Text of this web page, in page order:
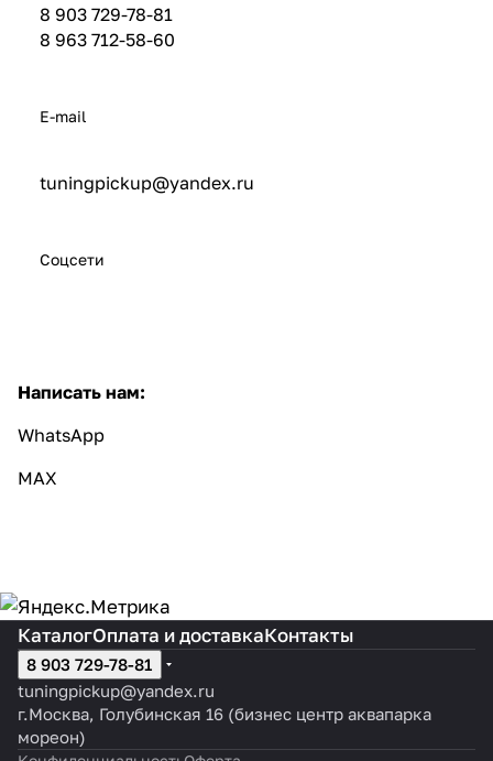
8 903 729-78-81
8 963 712-58-60
E-mail
tuningpickup@yandex.ru
Соцсети
Написать нам:
WhatsApp
MAX
КаталогОплата и доставкаКонтакты
8 903 729-78-81
tuningpickup@yandex.ru
г.Москва, Голубинская 16 (бизнес центр аквапарка
мореон)